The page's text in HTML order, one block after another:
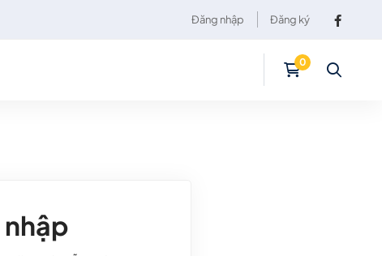
Đăng nhập Đăng ký